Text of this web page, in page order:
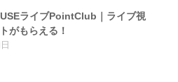
ライブPointClub｜ライブ視
がもらえる！